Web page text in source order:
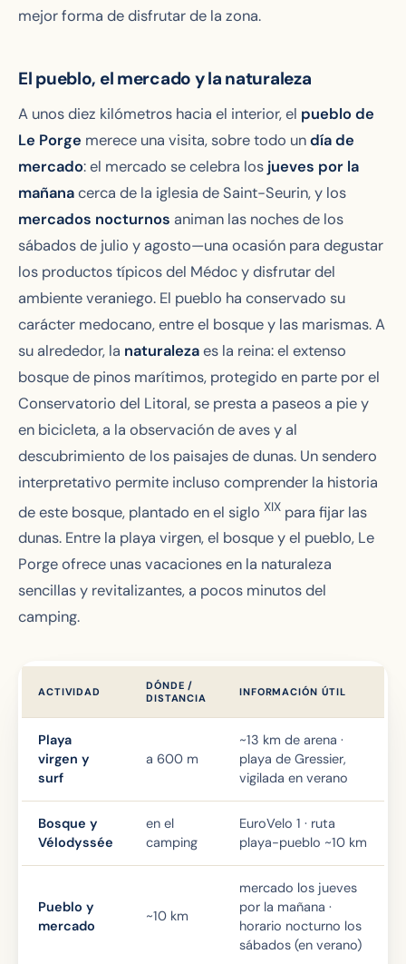
mejor forma de disfrutar de la zona.
El pueblo, el mercado y la naturaleza
A unos diez kilómetros hacia el interior, el pueblo de
Le Porge merece una visita, sobre todo undía de
mercado: el mercado se celebra los jueves por la
mañanacerca de la iglesia de Saint-Seurin, y los
mercados nocturnos animan las noches de los
sábados de julio y agosto—una ocasión para degustar
los productos típicos del Médoc y disfrutar del
ambiente veraniego. El pueblo ha conservado su
carácter medocano, entre el bosque y las marismas. A
su alrededor, la naturalezaes la reina: el extenso
bosque de pinos marítimos, protegido en parte por el
Conservatorio del Litoral, se presta a paseos a pie y
en bicicleta, a la observación de aves y al
descubrimiento de los paisajes de dunas. Un sendero
interpretativo permite incluso comprender la historia
de este bosque, plantado en el siglo XIX para fijar las
dunas. Entre la playa virgen, el bosque y el pueblo, Le
Porge ofrece unas vacaciones en la naturaleza
sencillas y revitalizantes, a pocos minutos del
camping.
ACTIVIDAD
DÓNDE /
DISTANCIA
INFORMACIÓN ÚTIL
Playa
virgen y
surf
a 600 m
~13 km de arena ·
playa de Gressier,
vigilada en verano
Bosque y
Vélodyssée
en el
camping
EuroVelo 1 · ruta
playa-pueblo ~10 km
Pueblo y
mercado
~10 km
mercado los jueves
por la mañana ·
horario nocturno los
sábados (en verano)